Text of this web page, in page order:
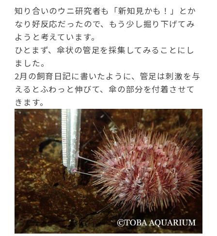
知り合いのウニ研究者も「新知見かも！」とか
なり好反応だったので、もう少し掘り下げてみ
ようと考えています。
ひとまず、傘状の管足を採集してみることにし
ました。
2月の飼育日記に書いたように、管足は刺激を与
えるとふわっと伸びて、傘の部分を付着させて
きます。